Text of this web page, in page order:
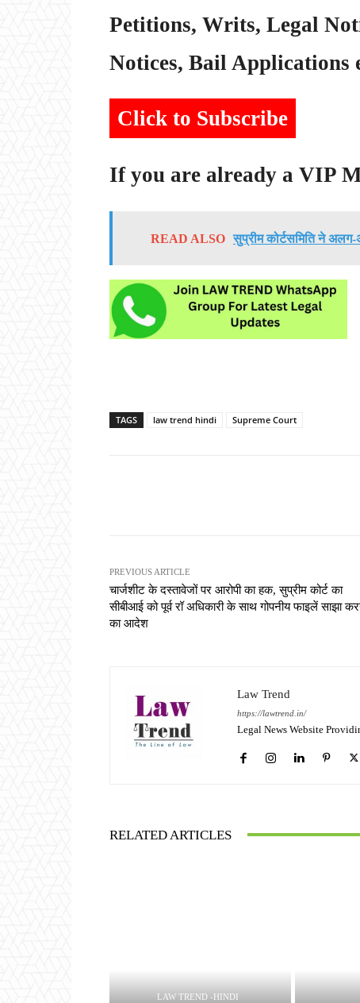
Petitions, Writs, Legal
Notices, Bail Applications
Click to Subscribe
If you are already a VIP
READ ALSO सुप्रीम कोर्टसमिति ने
TAGS law trend hindi Supreme Court
PREVIOUS ARTICLE
चार्जशीट के दस्तावेजों पर आरोपी का हक, सुप्रीम कोर्ट का
सीबीआई को पूर्व रॉ अधिकारी के साथ गोपनीय फाइलें साझा
का आदेश
Law Trend
https://lawtrend.in/
Legal News Website
RELATED ARTICLES
LAW TREND -HINDI